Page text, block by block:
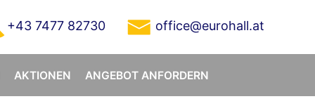
+43 7477 82730 office@eurohall.at
AKTIONEN ANGEBOT ANFORDERN